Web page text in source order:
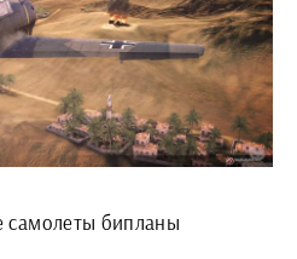
самолеты бипланы